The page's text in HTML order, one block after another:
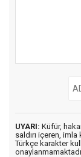
UYARI: Küfür,
saldırı içeren, imla
Türkçe karakter